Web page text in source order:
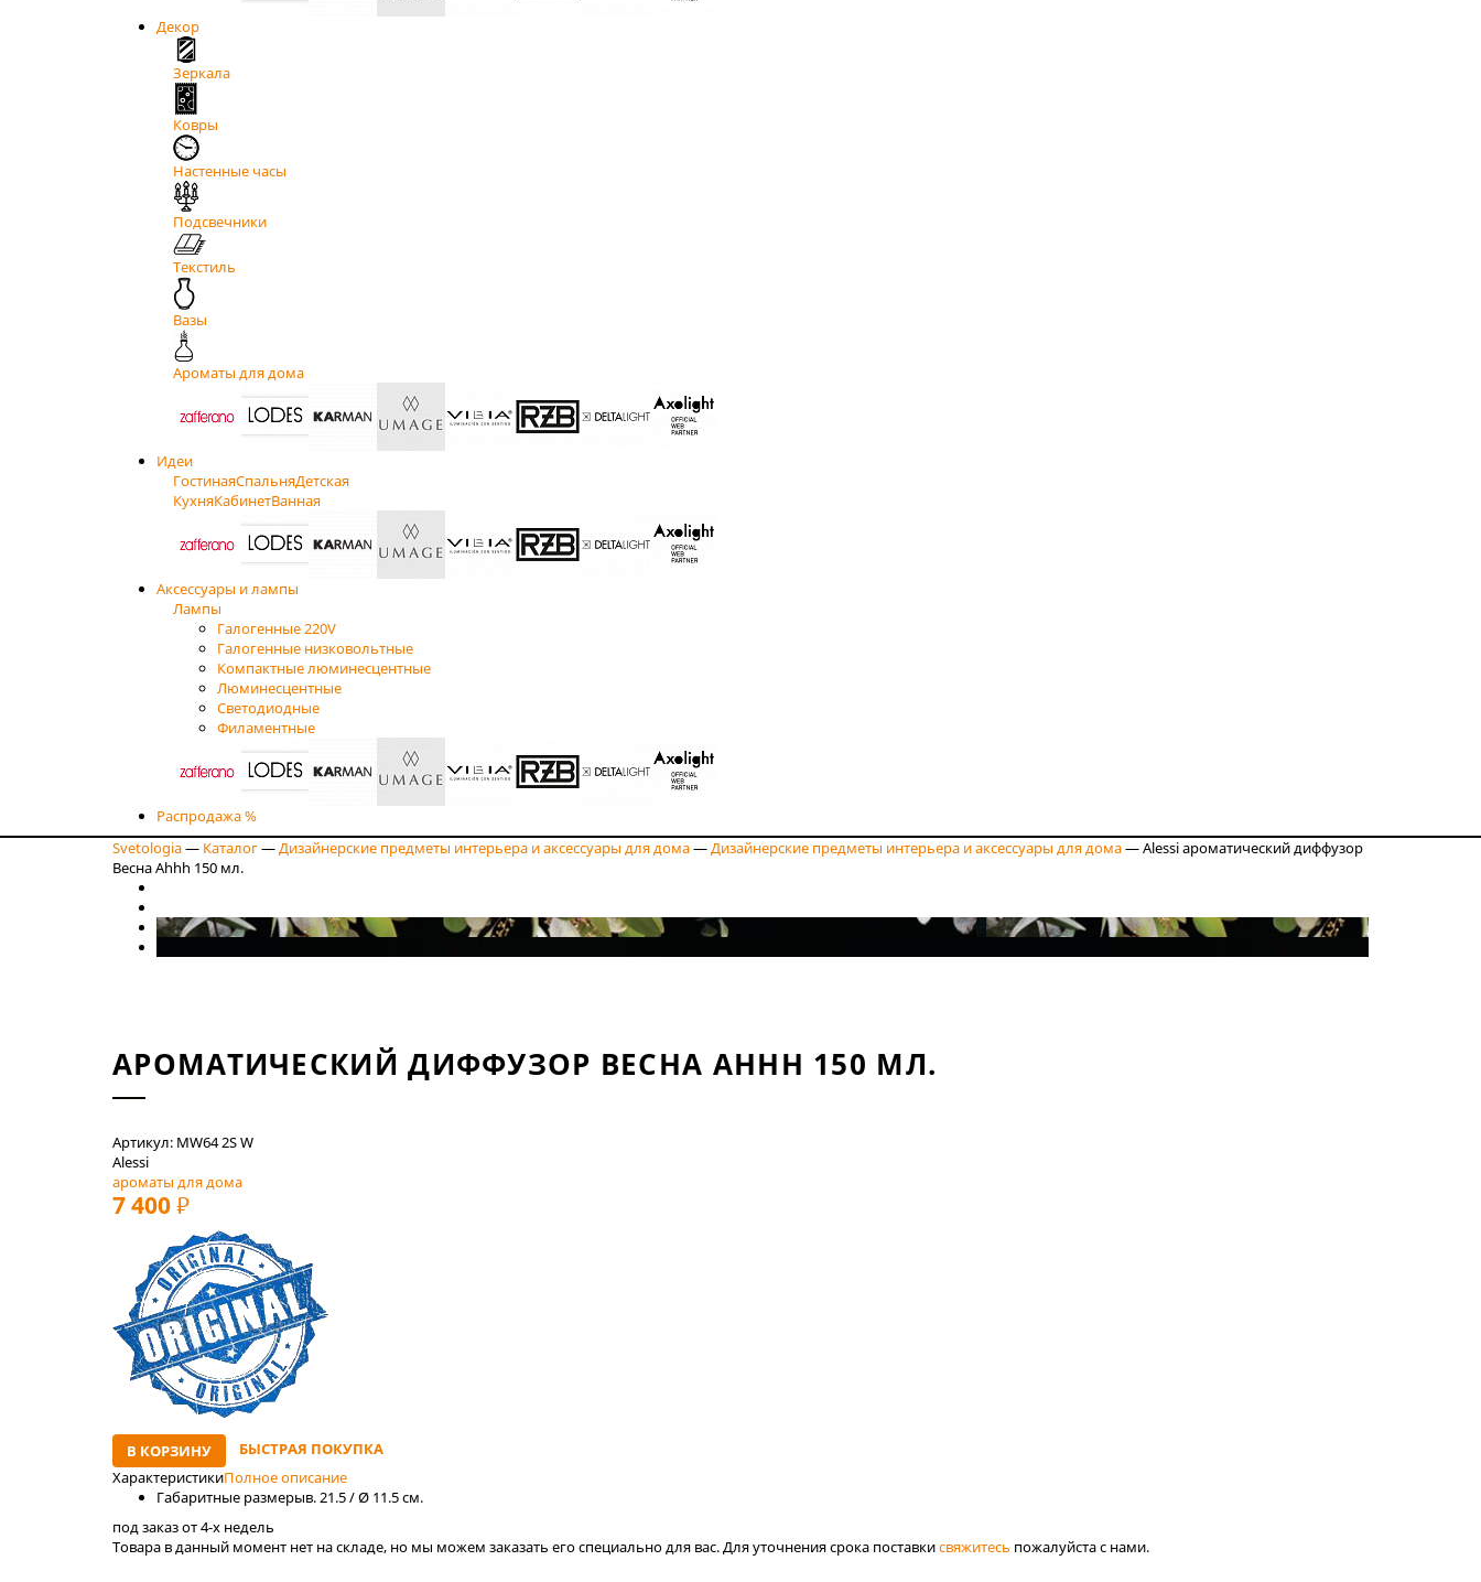
Декор
Зеркала
Ковры
Настенные часы
Подсвечники
Текстиль
Вазы
Ароматы для дома
Идеи
ГостинаяСпальняДетская
КухняКабинетВанная
Аксессуары и лампы
Лампы
Галогенные 220V
Галогенные низковольтные
Компактные люминесцентные
Люминесцентные
Светодиодные
Филаментные
Распродажа %
Svetologia— Каталог— Дизайнерские предметы интерьера и аксессуары для дома— Дизайнерские предметы интерьера и аксессуары для дома—Alessi ароматический диффузор
Весна Ahhh 150 мл.
АРОМАТИЧЕСКИЙ ДИФФУЗОР ВЕСНА AHHH 150 МЛ.
Артикул: MW64 2S W
Alessi
ароматы для дома
7 400 РУБ
В КОРЗИНУ
БЫСТРАЯ ПОКУПКА
ХарактеристикиПолное описание
Габаритные размерыв. 21.5 / Ø 11.5 см.
под заказ от 4-x недель
Товара в данный момент нет на складе, но мы можем заказать его специально для вас. Для уточнения срока поставкисвяжитесь пожалуйста с нами.